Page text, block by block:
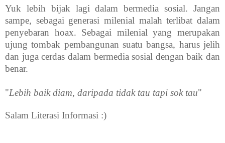
Yuk lebih bijak lagi dalam bermedia sosial. Jangan
sampe, sebagai generasi milenial malah terlibat dalam
penyebaran hoax. Sebagai milenial yang merupakan
ujung tombak pembangunan suatu bangsa, harus jelih
dan juga cerdas dalam bermedia sosial dengan baik dan
benar.
"Lebih baik diam, daripada tidak tau tapi sok tau"
Salam Literasi Informasi :)